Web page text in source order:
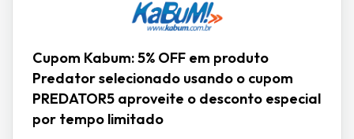
Cupom Kabum: 5% OFF em produto
Predator selecionado usando o cupom
PREDATOR5 aproveite o desconto especial
por tempo limitado